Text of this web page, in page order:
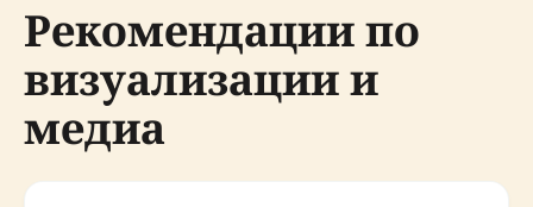
Рекомендации по
визуализации и
медиа